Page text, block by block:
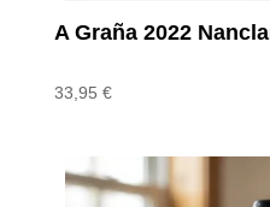
A Graña 2022
33,95 €